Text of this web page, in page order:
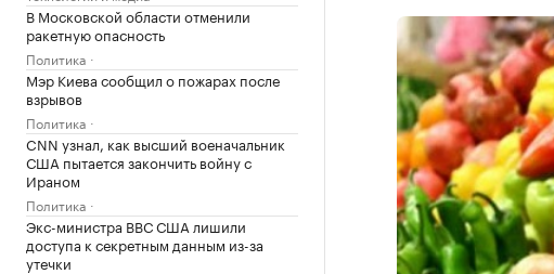
В Московской области отменили
ракетную опасность
Политика
Мэр Киева сообщил о пожарах после
взрывов
Политика
CNN узнал, как высший военачальник
США пытается закончить войну с
Ираном
Политика
Экс-министра ВВС США лишили
доступа к секретным данным из-за
утечки